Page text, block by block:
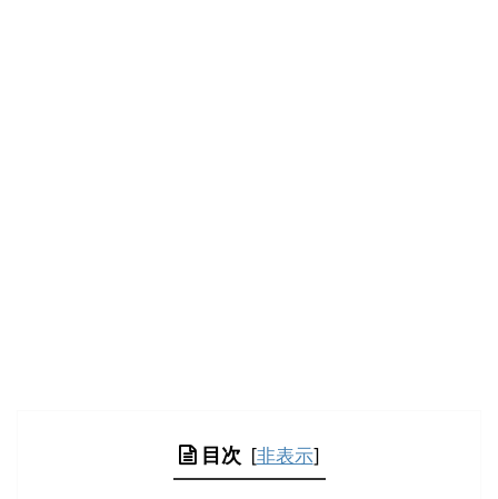
目次 [非表示]